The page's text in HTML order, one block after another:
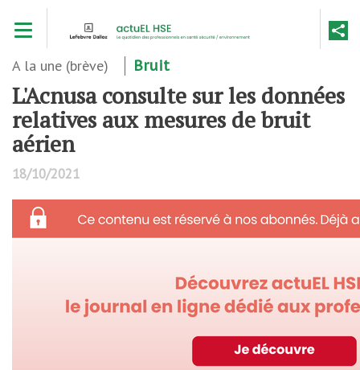
contenu
A la une (brève) Bruit
L'Acnusa consulte sur les données
relatives aux mesures de bruit
aérien
18/10/2021